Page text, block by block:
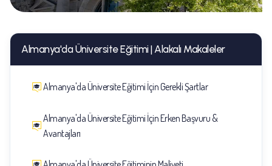
Almanya'da Üniversite Eğitimi | Alakalı Makaleler
Almanya'da Üniversite Eğitimi İçin Gerekli Şartlar
Almanya'da Üniversite Eğitimi İçin Erken Başvuru &
Avantajları